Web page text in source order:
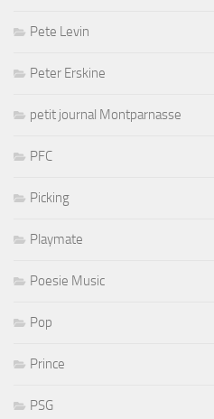
Pete Levin
Peter Erskine
petit journal Montparnasse
PFC
Picking
Playmate
Poesie Music
Pop
Prince
PSG